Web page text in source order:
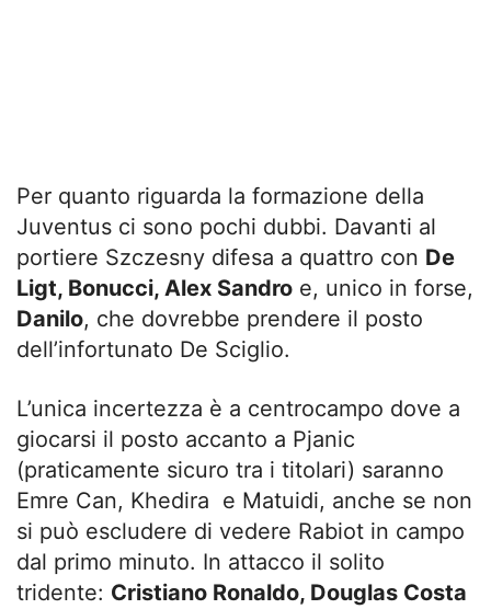
Per quanto riguarda la formazione della
Juventus ci sono pochi dubbi. Davanti al
portiere Szczesny difesa a quattro con De
Ligt, Bonucci, Alex Sandro e, unico in forse,
Danilo, che dovrebbe prendere il posto
dell’infortunato De Sciglio.
L’unica incertezza è a centrocampo dove a
giocarsi il posto accanto a Pjanic
(praticamente sicuro tra i titolari) saranno
Emre Can, Khedira e Matuidi, anche se non
si può escludere di vedere Rabiot in campo
dal primo minuto. In attacco il solito
tridente: Cristiano Ronaldo, Douglas Costa